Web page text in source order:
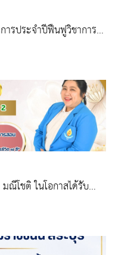
ารประจำปีฟื้นฟูวิชาการ
ณีโชติ ในโอกาสได้รับ